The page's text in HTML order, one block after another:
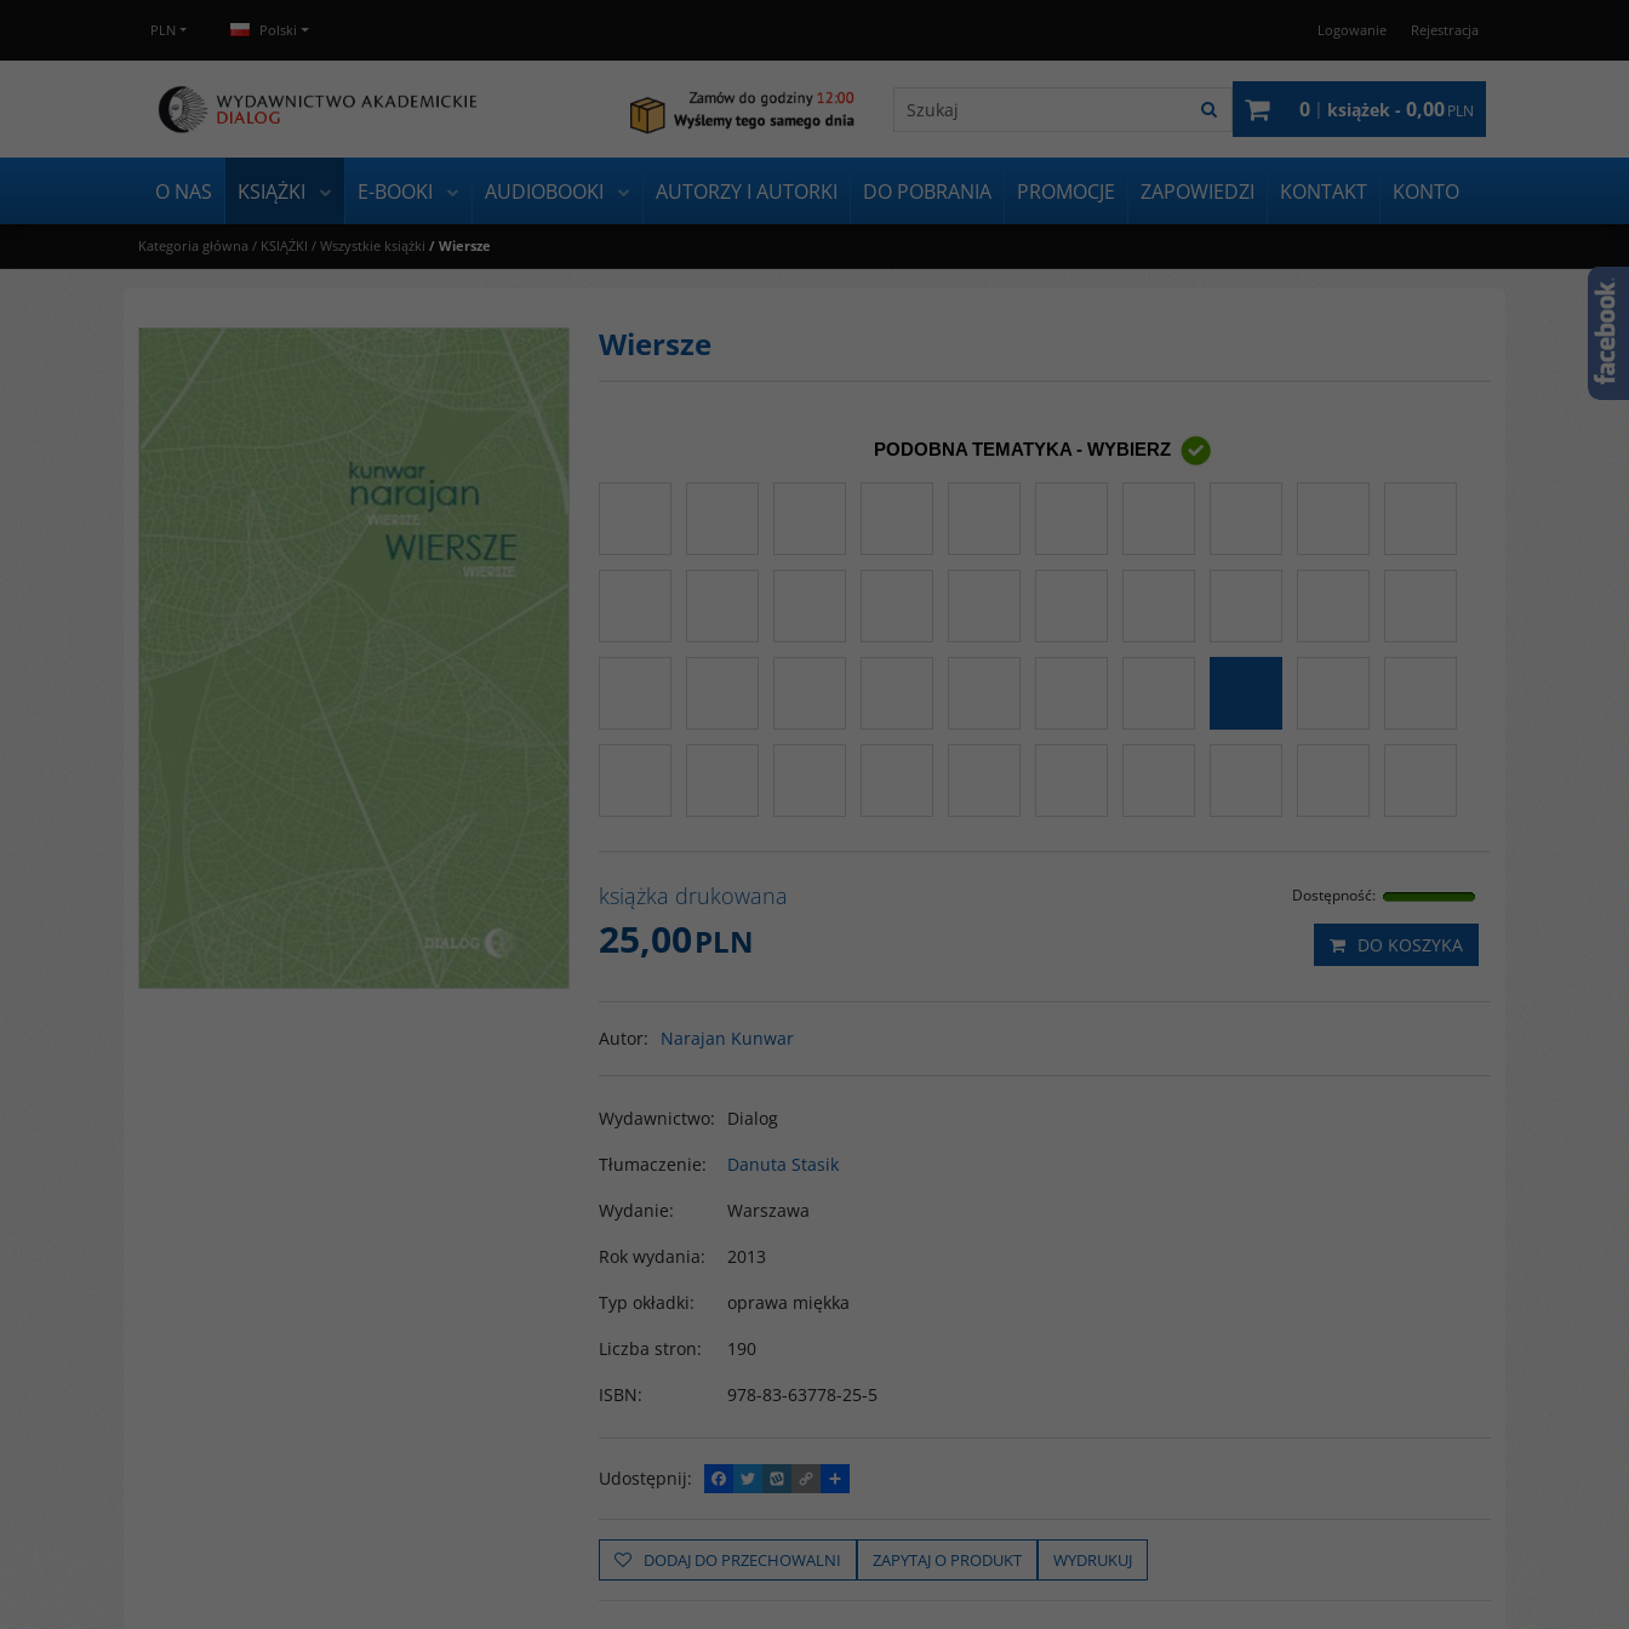
PLN Polski Logowanie Rejestracja
0 | książek - 0,00PLN
O NAS KSIĄŻKI E-BOOKI AUDIOBOOKI AUTORZY I AUTORKI DO POBRANIA PROMOCJE ZAPOWIEDZI KONTAKT KONTO
Kategoria główna / KSIĄŻKI / Wszystkie książki / Wiersze
Wiersze
PODOBNA TEMATYKA - WYBIERZ
książka drukowana Dostępność:
25,00PLN DO KOSZYKA
Autor: Narajan Kunwar
Wydawnictwo:
Dialog
Tłumaczenie:
Danuta Stasik
Wydanie:
Warszawa
Rok wydania:
2013
Typ okładki:
oprawa miękka
Liczba stron:
190
ISBN: 978-83-63778-25-5
Udostępnij:
F
a
e
b
o
T
w
t
t
e
W
y
o
p
C
o
y
L
i
P
o
z
i
e
DODAJ DO PRZECHOWALNI ZAPYTAJ O PRODUKT WYDRUKUJ